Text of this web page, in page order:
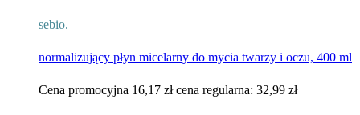
sebio.
normalizujący płyn micelarny do mycia twarzy i oczu, 400 ml
Cena promocyjna 16,17 zł cena regularna: 32,99 zł